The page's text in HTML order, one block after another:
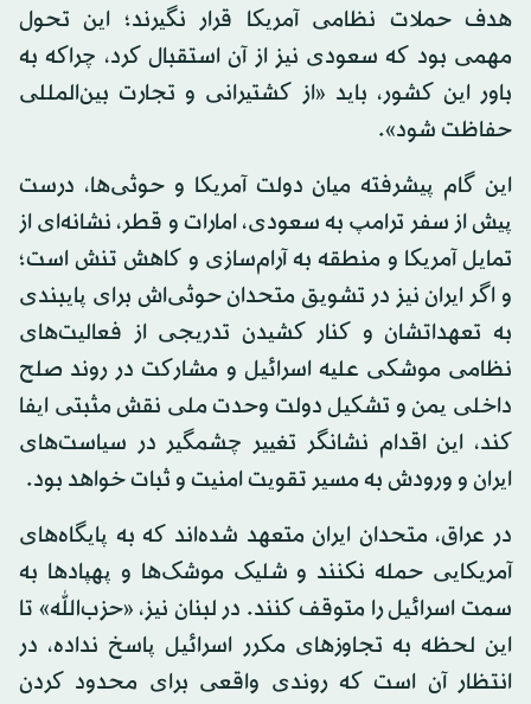
هدف حملات نظامی آمریکا قرار نگیرند؛ این تحول
مهمی بود که سعودی نیز از آن استقبال کرد، چراکه به
باور این کشور، باید «از کشتیرانی و تجارت بین‌المللی
حفاظت شود».
این گام پیشرفته میان دولت آمریکا و حوثی‌ها، درست
پیش از سفر ترامپ به سعودی، امارات و قطر، نشانه‌ای از
تمایل آمریکا و منطقه به آرام‌سازی و کاهش تنش است؛
و اگر ایران نیز در تشویق متحدان حوثی‌اش برای پایبندی
به تعهداتشان و کنار کشیدن تدریجی از فعالیت‌های
نظامی موشکی علیه اسرائیل و مشارکت در روند صلح
داخلی یمن و تشکیل دولت وحدت ملی نقش مثبتی ایفا
کند، این اقدام نشانگر تغییر چشمگیر در سیاست‌های
ایران و ورودش به مسیر تقویت امنیت و ثبات خواهد بود.
در عراق، متحدان ایران متعهد شده‌اند که به پایگاه‌های
آمریکایی حمله نکنند و شلیک موشک‌ها و پهپادها به
سمت اسرائیل را متوقف کنند. در لبنان نیز، «حزب‌الله» تا
این لحظه به تجاوزهای مکرر اسرائیل پاسخ نداده، در
انتظار آن است که روندی واقعی برای محدود کردن